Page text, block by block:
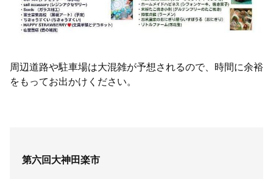
周辺道路や駐車場は大混雑が予想されるので、時間に余裕
をもってお出かけください。
第六回大神田楽市